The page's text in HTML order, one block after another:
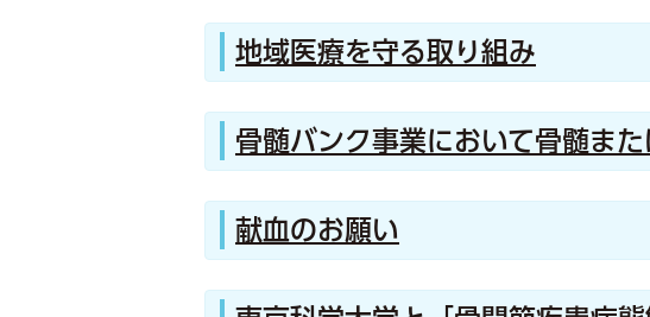
地域医療を守る取り組み
骨髄バンク事業において骨髄ま
献血のお願い